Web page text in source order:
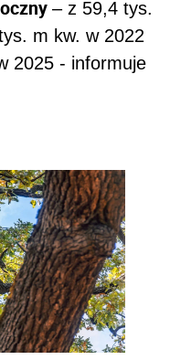
– z 59,4 tys.
m kw. w 2022
2025 - informuje